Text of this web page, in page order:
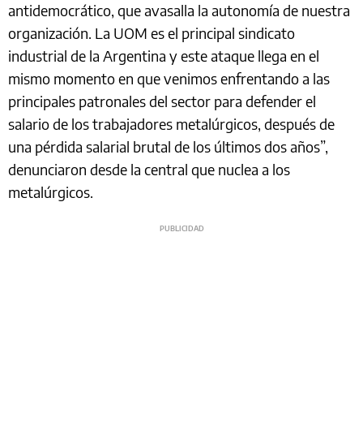
antidemocrático, que avasalla la autonomía de nuestra
organización. La UOM es el principal sindicato
industrial de la Argentina y este ataque llega en el
mismo momento en que venimos enfrentando a las
principales patronales del sector para defender el
salario de los trabajadores metalúrgicos, después de
una pérdida salarial brutal de los últimos dos años”,
denunciaron desde la central que nuclea a los
metalúrgicos.